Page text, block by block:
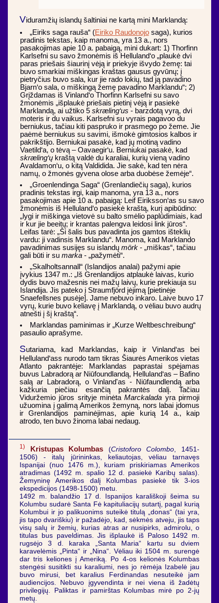
Viduramžių islandų šaltiniai ne kartą mini Marklandą:
„Eiriks saga rauša“ (Eiriko Raudonojosaga), kurios
pradinis tekstas, kaip manoma, yra 13 a., nors
pasakojimas apie 10 a. pabaigą, mini dukart: 1) Thorfinn
Karlsefni su savo žmonėmis iš Helluland‘o „plaukė dvi
paras priešais šiaurinį vėją ir priekyje išvydo žemę: tai
buvo smarkiai miškingas kraštas gausus gyvūnų; į
pietryčius buvo sala, kur jie rado lokių, tad ją pavadino
Bjarn‘o sala, o miškingą žemę pavadino Marklandu“; 2)
Grįždamas iš Vinland‘o Thorfinn Karlsefni su savo
žmonėmis „išplaukė priešais pietinį vėją ir pasiekė
Marklandą, ai užtiko 5 skræling‘us - barzdotą vyrą, dvi
moteris ir du vaikus. Karlsefni su vyrais pagavoo du
berniukus, tačiau kiti paspruko ir prasmego po žeme. Jie
paėmė berniukus su savimi, išmokė gimtosios kalbos ir
pakrikštijo. Berniukai pasakė, kad jų motiną vadino
Vaetild‘a, o tėvą – Oavaegir‘u. Berniukai pasakė, kad
skræling‘ų kraštą valdė du karaliai, kurių vieną vadino
Avaldamon‘u, o kitą Valdidida. Jie sakė, kad ten nėra
namų, o žmonės gyvena olose arba duobėse žemėje“.
„Groenlendinga Saga“ (Grenlandiečių saga), kurios
pradinis tekstas irgi, kaip manoma, yra 13 a., nors
pasakojimas apie 10 a. pabaigą: Leif Eiriksson‘as su savo
žmonėmis iš Helluland‘o pasiekė kraštą, kurį apibūdino:
„lygi ir miškinga vietovė su balto smėlio paplūdimiais, kad
ir kur jie beeitų; ir krantas palengva leidosi link jūros“.
Leifas tarė: „Ši šalis bus pavadinta jos gamtos išteklių
vardu: ji vadinsis Marklandu“. Manoma, kad Marklando
pavadinimas susijęs su islandų mörk - „miškas“, tačiau
gali būti ir su marka - „pažymėti“.
„Skalholtsannall“ (Islandijos analai) pažymi apie
įvykius 1347 m.: „Iš Grenlandijos atplaukė laivas, kurio
dydis buvo mažesnis nei mažų laivų, kurie prekiauja su
Islandija. Jis pateko į Straumfjörd įėjimą [pietinėje
Snaefellsnes pusėje]. Jame nebuvo inkaro. Laive buvo 17
vyrų, kurie buvo keliavę į Marklandą, o vėliau buvo audrų
atnešti į šį kraštą“.
Marklandas paminimas ir „Kurze Weltbeschreibung“
pasaulio aprašyme.
Sutariama, kad Marklandas, kaip ir Vinland‘as bei
Helluland‘ass nurodo tam tikras Šiaurės Amerikos vietas
Atlanto pakrantėje: Marklandas paprastai spėjamas
buvus Labradorą ar Niūfoundlandą, Helluland‘as – Bafino
salą ar Labradorą, o Vinland'as - Niūfaundlendą arba
kažkuria piečiau esančią pakrantės dalį. Tačiau
Viduržemio jūros srityje minėtaMarckalada yra pirmoji
užuomina į galimą Amerikos žemyną, nors labai įdomus
ir Grenlandijos paminėjimas, apie kurią 14 a., kaip
atrodo, ten buvo žinoma labai nedaug.
1) Kristupas Kolumbas (Cristoforo Colombo , 1451-
1506) - italų jūrininkas, keliautojas, vėliau tarnavęs
Ispanijai (nuo 1476 m.), kuriam priskiriamas Amerikos
atradimas (1492 m. spalio 12 d. pasiekė Karibų salas).
Žemyninę Amerikos dalį Kolumbas pasiekė tik 3-ios
ekspedicijos (1498-1500) metu.
1492 m. balandžio 17 d. Ispanijos karališkoji šeima su
Kolumbu sudarė Santa Fė kapituliacijų sutartį, pagal kurią
Kolumbui ir jo palikuonims suteikė titulą „donas“ (tai yra,
jis tapo dvariškiu) ir pažadėjo, kad, sėkmės atveju, jis taps
visų salų ir žemių, kurias atras ar nusipirks, admirolu, o
titulas bus paveldimas. Jis išplaukė iš Paloso 1492 m.
rugsėjo 3 d. karaka „Santa Maria“ kartu su dviem
karavelėmis „Pinta“ ir „Nina“. Vėliau iki 1504 m. surengė
dar tris keliones į Ameriką. Po 4-os kelionės Kolumbas
stengėsi susitikti su karaliumi, nes jo rėmėja Izabelė jau
buvo mirusi, bet karalius Ferdinandas nesuteikė jam
audiencijos. Nebuvo įgyvendinta ir nei viena iš žadėtų
privilegijų. Paliktas ir pamirštas Kolumbas mirė po 2-jų
metų.